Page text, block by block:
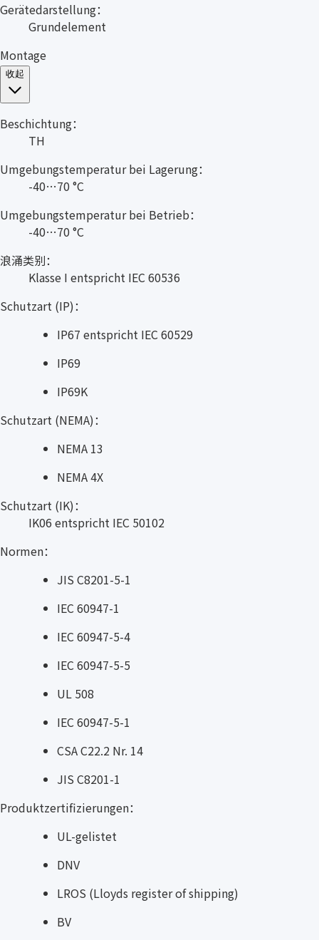
Gerätedarstellung：
Grundelement
Montage
收起
Beschichtung：
TH
Umgebungstemperatur bei Lagerung：
-40…70 °C
Umgebungstemperatur bei Betrieb：
-40…70 °C
浪涌类别：
Klasse I entspricht IEC 60536
Schutzart (IP)：
IP67 entspricht IEC 60529
IP69
IP69K
Schutzart (NEMA)：
NEMA 13
NEMA 4X
Schutzart (IK)：
IK06 entspricht IEC 50102
Normen：
JIS C8201-5-1
IEC 60947-1
IEC 60947-5-4
IEC 60947-5-5
UL 508
IEC 60947-5-1
CSA C22.2 Nr. 14
JIS C8201-1
Produktzertifizierungen：
UL-gelistet
DNV
LROS (Lloyds register of shipping)
BV